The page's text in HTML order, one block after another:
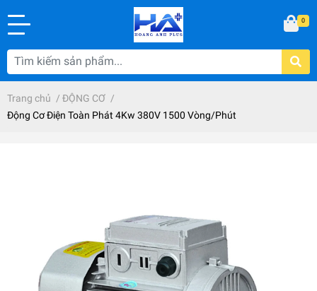
0
Trang chủ / ĐỘNG CƠ /
Động Cơ Điện Toàn Phát 4Kw 380V 1500 Vòng/Phút